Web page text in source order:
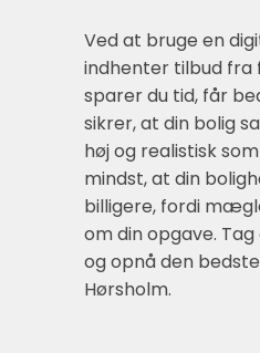
Ved at bruge en
indhenter tilbud
sparer du tid, får
sikrer, at din bolig
høj og realistisk
mindst, at din
billigere, fordi
om din opgave.
og opnå den
Hørsholm.